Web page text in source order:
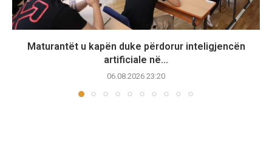
Maturantët u kapën duke përdorur inteligjencën
artificiale në...
06.08.2026 23:20